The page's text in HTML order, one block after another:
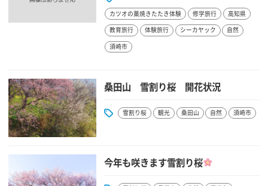
カツオの藁焼きたたき体験 修学旅行 高知県
教育旅行 体験旅行 シーカヤック 自然
須崎市
桑田山 雪割り桜 開花状況
雪割り桜 観光 桑田山 自然 須崎市
今年も咲きます雪割り桜